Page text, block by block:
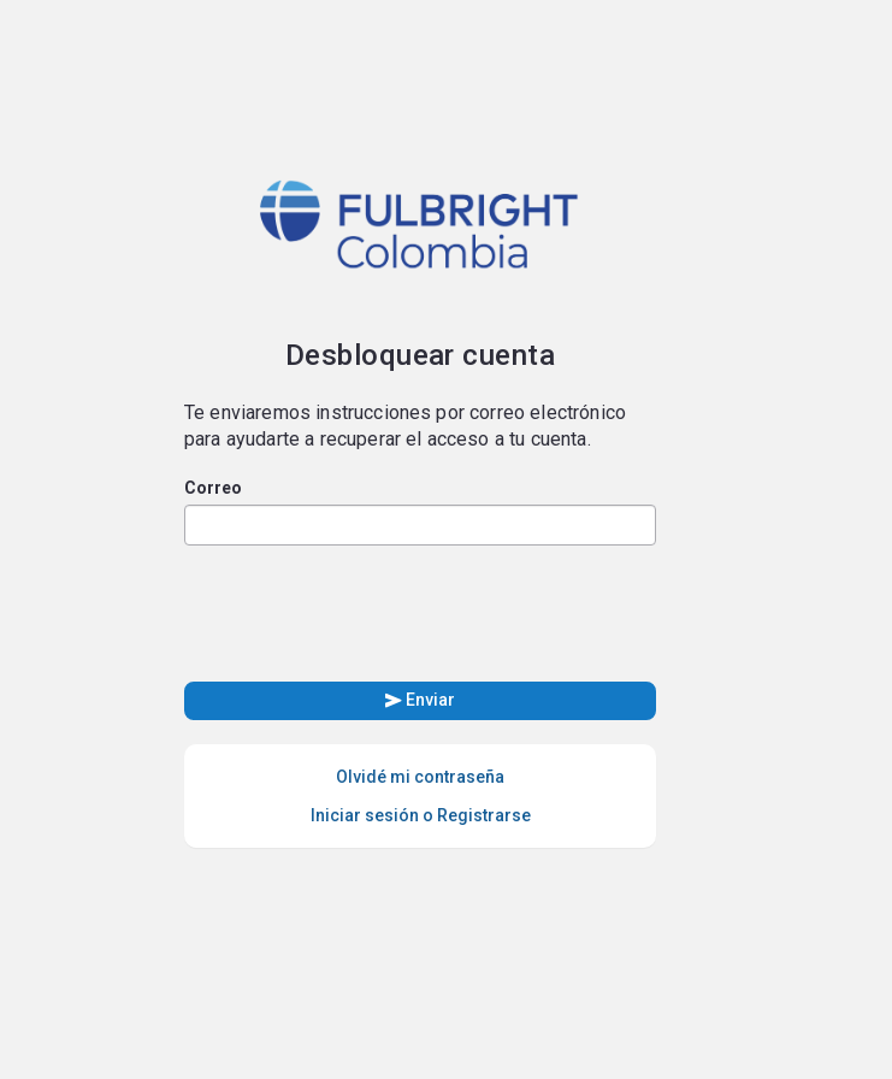
Desbloquear cuenta
Te enviaremos instrucciones por correo electrónico
para ayudarte a recuperar el acceso a tu cuenta.
Correo
send Enviar
Olvidé mi contraseña
Iniciar sesión o Registrarse